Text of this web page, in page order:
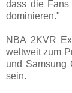
dass die Fans
dominieren."
NBA 2KVR
weltweit zum
und Samsung
sein.